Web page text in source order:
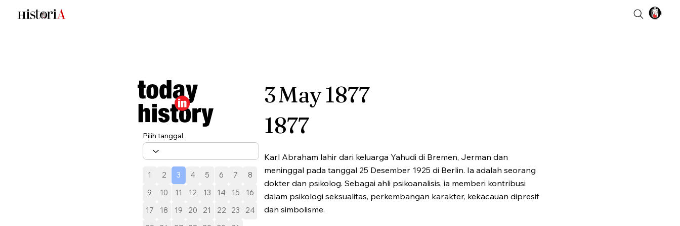
Pilih tanggal
1 2 3 4 5 6 7
8
9
10 11 12 13 14 15
16
17
18 19 20 21 22 23
24
3May1877
1877
Karl Abraham lahir dari keluarga Yahudi di Bremen, Jerman dan
meninggal pada tanggal 25 Desember 1925 di Berlin. Ia adalah seorang
dokter dan psikolog. Sebagai ahli psikoanalisis, ia memberi kontribusi
dalam psikologi seksualitas, perkembangan karakter, kekacauan dipresif
dan simbolisme.